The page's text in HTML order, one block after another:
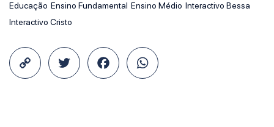
Educação Ensino Fundamental Ensino Médio Interactivo Bessa
Interactivo Cristo
Copy Twitter Facebook WhatsApp